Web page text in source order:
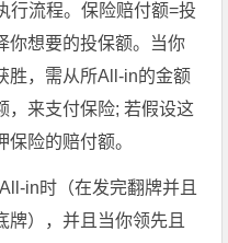
行流程。保险赔付额=投
你想要的投保额。当你
胜，需从所All-in的金额
，来支付保险; 若假设这
险的赔付额。
in时（在发完翻牌并且
牌），并且当你领先且